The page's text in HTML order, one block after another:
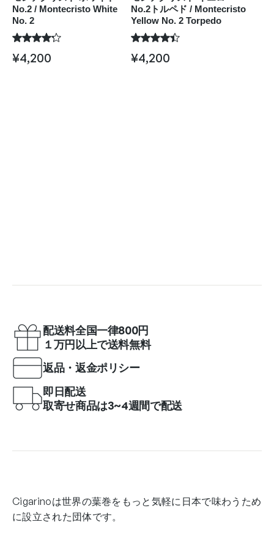
No.2 / Montecristo White
No. 2
¥4,200
No.2トルペド / Montecristo
Yellow No. 2 Torpedo
¥4,200
配送料全国一律800円
１万円以上で送料無料
返品・返金ポリシー
即日配送
取寄せ商品は3~4週間で配送
Cigarinoは世界の葉巻をもっと気軽に日本で味わうため
に設立された団体です。